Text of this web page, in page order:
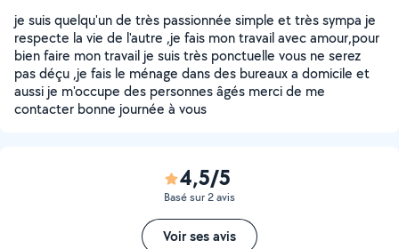
je suis quelqu'un de très passionnée simple et très sympa je
respecte la vie de l'autre ,je fais mon travail avec amour,pour
bien faire mon travail je suis très ponctuelle vous ne serez
pas déçu ,je fais le ménage dans des bureaux a domicile et
aussi je m'occupe des personnes âgés merci de me
contacter bonne journée à vous
4,5/5
Basé sur 2 avis
Voir ses avis